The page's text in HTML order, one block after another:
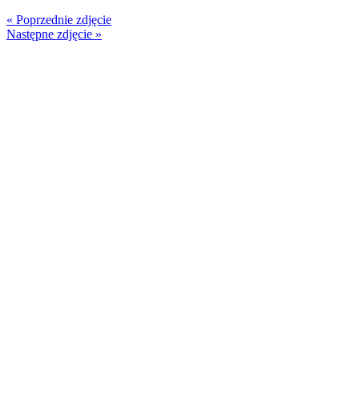
« Poprzednie zdjęcie
Następne zdjęcie »